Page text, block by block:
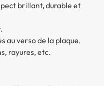
brillant, durable et
au verso de la plaque,
rayures, etc.